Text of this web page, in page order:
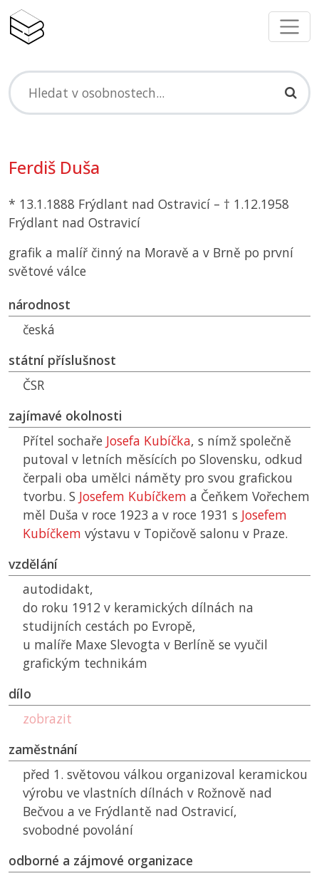
Ferdiš Duša
* 13.1.1888 Frýdlant nad Ostravicí – † 1.12.1958
Frýdlant nad Ostravicí
grafik a malíř činný na Moravě a v Brně po první
světové válce
národnost
česká
státní příslušnost
ČSR
zajímavé okolnosti
Přítel sochaře Josefa Kubíčka, s nímž společně
putoval v letních měsících po Slovensku, odkud
čerpali oba umělci náměty pro svou grafickou
tvorbu. S Josefem Kubíčkem a Čeňkem Vořechem
měl Duša v roce 1923 a v roce 1931 s Josefem
Kubíčkem výstavu v Topičově salonu v Praze.
vzdělání
autodidakt,
do roku 1912 v keramických dílnách na
studijních cestách po Evropě,
u malíře Maxe Slevogta v Berlíně se vyučil
grafickým technikám
dílo
zobrazit
zaměstnání
před 1. světovou válkou organizoval keramickou
výrobu ve vlastních dílnách v Rožnově nad
Bečvou a ve Frýdlantě nad Ostravicí,
svobodné povolání
odborné a zájmové organizace